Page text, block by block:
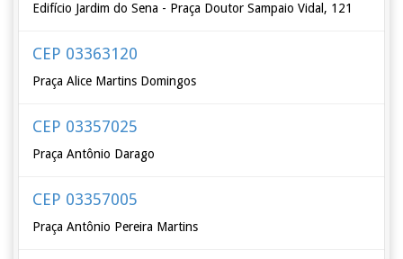
Edifício Jardim do Sena - Praça Doutor Sampaio Vidal, 121
CEP 03363120
Praça Alice Martins Domingos
CEP 03357025
Praça Antônio Darago
CEP 03357005
Praça Antônio Pereira Martins